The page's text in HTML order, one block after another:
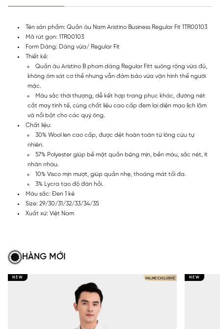
Tên sản phẩm: Quần âu Nam Aristino Business Regular Fit 1TR00103
Mã rút gọn: 1TR00103
Form Dáng: Dáng vừa/ Regular Fit
Thiết kế:
Quần âu Aristino B phom dáng Regular Fitt suông rộng vừa đủ,
không ôm sát cơ thể nhưng vẫn đảm bảo vừa vặn hình thể người
mặc.
Màu sắc thời thượng, dễ kết hợp trang phục khác, đường nét
cắt may tinh tế, cùng chất liệu cao cấp đem lại diện mạo lịch lãm
và nổi bật cho các quý ông.
Chất liệu:
30% Wool len cao cấp, được dệt hoàn toàn từ lông cừu tự
nhiên.
57% Polyester giúp bề mặt quần bóng mịn, bền màu, sắc nét, ít
nhăn nhàu.
10% Visco mịn mượt, giúp quần nhẹ, thoáng mát tối đa.
3% Lycra tạo độ đàn hồi.
Màu sắc: Đen 1 kẻ
Size: 29/30/31/32/33/34/35
Xuất xứ: Việt Nam
HÀNG MỚI
NEW NEW